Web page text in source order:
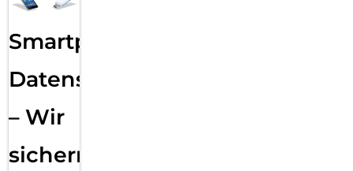
Smartphone
Datensicherung
– Wir
sichern